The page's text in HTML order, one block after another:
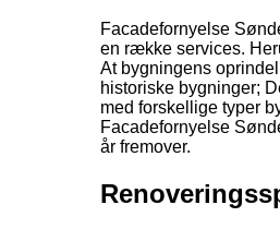
Facadefornyelse
en række services.
At bygningens
historiske bygninger;
med forskellige typer
Facadefornyelse
år fremover.